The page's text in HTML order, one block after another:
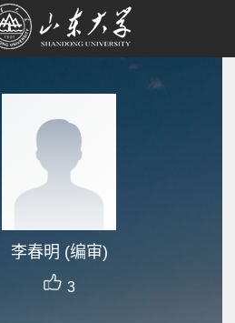
李春明 (编审)
3